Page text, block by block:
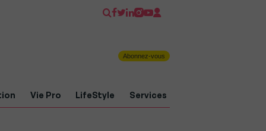
Abonnez-vous
Vie Pro LifeStyle Services